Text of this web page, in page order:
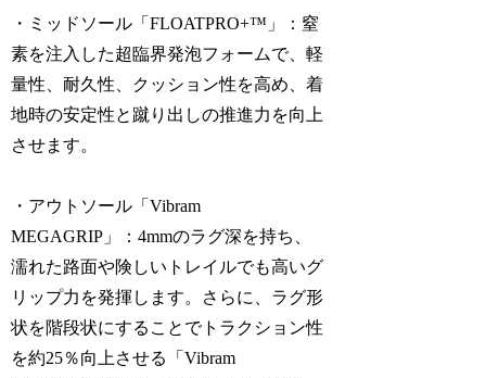
・ミッドソール「FLOATPRO+™」：​窒
素を注入した超臨界発泡フォームで、軽
量性、耐久性、クッション性を高め、着
地時の安定性と蹴り出しの推進力を向上
させます。​
・アウトソール「Vibram
MEGAGRIP」：​4mmのラグ深を持ち、
濡れた路面や険しいトレイルでも高いグ
リップ力を発揮します。さらに、ラグ形
状を階段状にすることでトラクション性
を約25％向上させる「Vibram